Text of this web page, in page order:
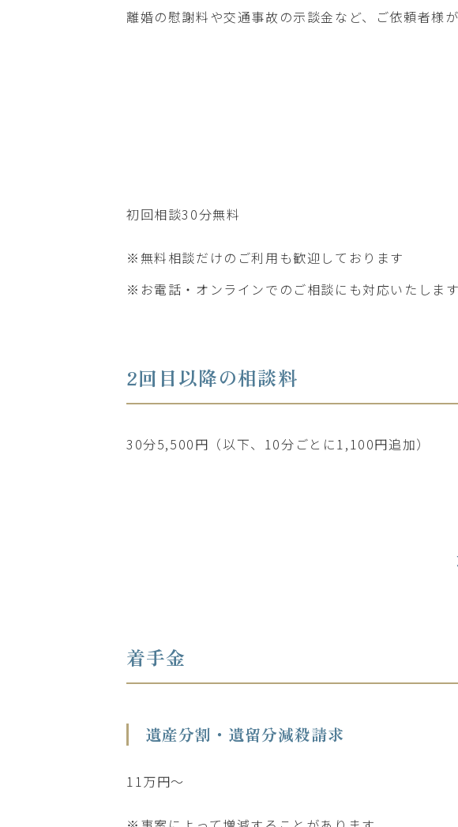
離婚の慰謝料や交通事故の示談金など、ご依頼者様
初回相談30分無料
※無料相談だけのご利用も歓迎しております
※お電話・オンラインでのご相談にも対応いたします
2回目以降の相談料
30分5,500円（以下、10分ごとに1,100円追加）
着手金
遺産分割・遺留分減殺請求
11万円～